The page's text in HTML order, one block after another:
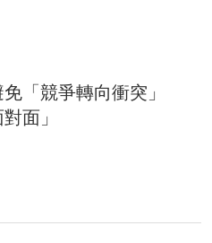
免「競爭轉向衝突」
面」